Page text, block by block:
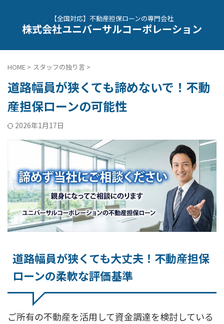
【全国対応】不動産担保ローンの専門会社
株式会社ユニバーサルコーポレーション
HOME > スタッフの独り言 >
道路幅員が狭くても諦めないで！不動
産担保ローンの可能性
2026年1月17日
道路幅員が狭くても大丈夫！不動産担保
ローンの柔軟な評価基準
ご所有の不動産を活用して資金調達を検討している